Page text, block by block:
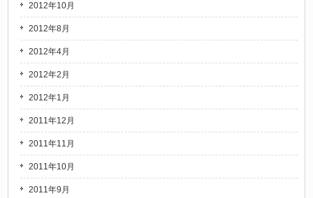
2012年10月
2012年8月
2012年4月
2012年2月
2012年1月
2011年12月
2011年11月
2011年10月
2011年9月